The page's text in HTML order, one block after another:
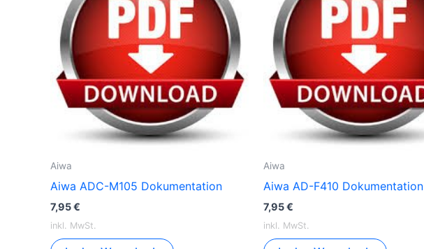
Aiwa
Aiwa ADC-M105 Dokumentation
7,95€
inkl. MwSt.
Aiwa
Aiwa AD-F410 Dokumentation
7,95€
inkl. MwSt.